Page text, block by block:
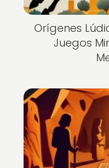
Orígenes
Juegos